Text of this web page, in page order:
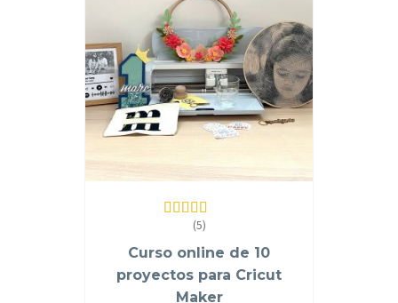
Valorado en
de 5
(5)
Curso online de 10
proyectos para Cricut
Maker